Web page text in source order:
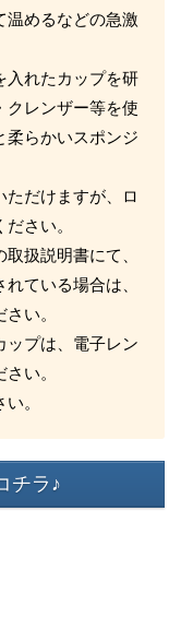
めるなどの急激
入れたカップを研
クレンザー等を使
柔らかいスポンジ
だけますが、ロ
さい。
扱説明書にて、
ている場合は、
い。
プは、電子レン
い。
。
チラ♪